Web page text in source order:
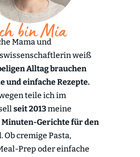
bin Mia
Mama und
weiß
Alltag brauchen
und einfache Rezepte.
teile ich im
seit 2013meine
Minuten-Gerichte für den
. Ob cremige Pasta,
Prep oder einfache